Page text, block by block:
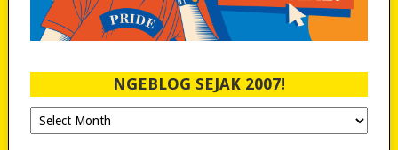
NGEBLOG SEJAK 2007!
Ngeblog
Sejak